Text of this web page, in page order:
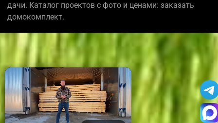
дачи. Каталог проектов с фото и ценами: заказать
домокомплект.